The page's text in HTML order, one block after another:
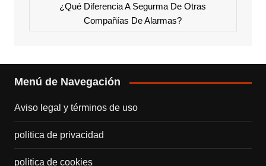
¿Qué Diferencia A Segurma De Otras
Compañías De Alarmas?
Menú de Navegación
Aviso legal y términos de uso
politica de privacidad
politica de cookies